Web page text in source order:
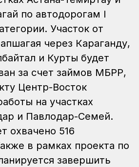
по автодорогам I
Участок от
через Караганду,
и Курты будет
за счет займов МБРР,
Центр-Восток
на участках
и Павлодар-Семей.
охвачено 516
в рамках проекта по
завершить